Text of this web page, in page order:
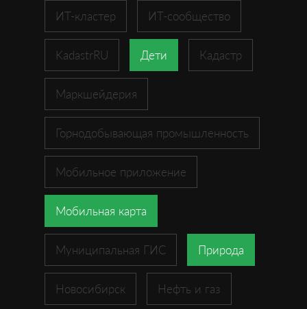
ИТ-кластер ИТ-сообщество
KadastrRU Дети Кадастр
Маркшейдерия
Горнодобывающая промышленность
Мобильное приложение
Мобильная карта
Муниципальная ГИС Природа
Новосибирск Нефть и газ